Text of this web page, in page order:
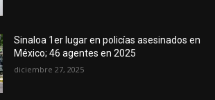
Sinaloa 1er lugar en policías asesinados en
México; 46 agentes en 2025
diciembre 27, 2025